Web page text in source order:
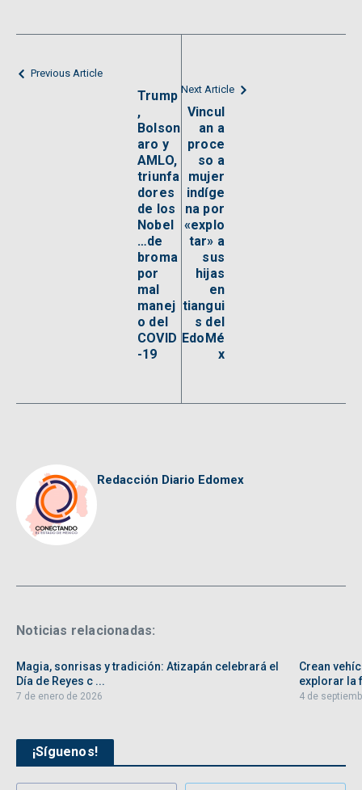
Previous Article
Trump
,
Bolson
aro y
AMLO,
triunfa
dores
de los
Nobel
…de
broma
por
mal
manej
o del
COVID
-19
Next Article
Vincul
an a
proce
so a
mujer
indíge
na por
«explo
tar» a
sus
hijas
en
tiangui
s del
EdoMé
x
Redacción Diario Edomex
Noticias relacionadas:
Magia, sonrisas y tradición: Atizapán celebrará el
Día de Reyes c ...
7 de enero de 2026
Crean
explorar la
4 de
¡Síguenos!